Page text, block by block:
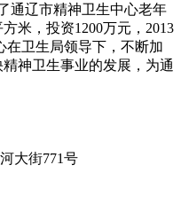
通辽市精神卫生中心老年
米，投资1200万元，2013
在卫生局领导下，不断加
神卫生事业的发展，为通
大街771号